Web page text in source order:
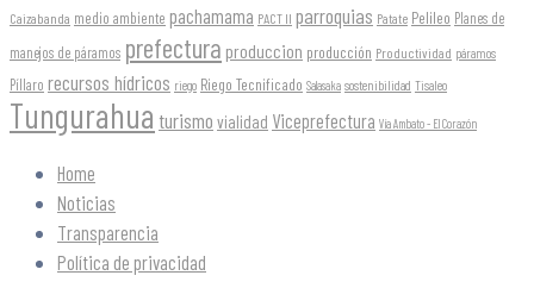
Caizabanda medio ambiente pachamama PACT II parroquias Patate Pelileo Planes de
manejos de páramos prefectura produccion producción Productividad páramos
Píllaro recursos hídricos riego Riego Tecnificado Salasaka sostenibilidad Tisaleo
Tungurahua turismo vialidad Viceprefectura Vía Ambato - El Corazón
Home
Noticias
Transparencia
Política de privacidad